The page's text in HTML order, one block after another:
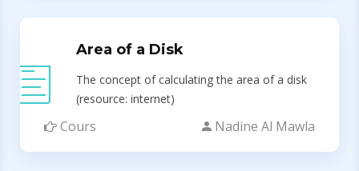
Area of a Disk
The concept of calculating the area of a disk
(resource: internet)
Cours Nadine Al Mawla